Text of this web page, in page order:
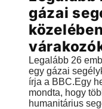
gázai
Legalább 26
egy gázai
írja a BBC.Egy
mondta, hogy
humanitárius